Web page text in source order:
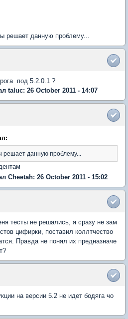
решает данную проблему...
под 5.2.0.1 ?
taluc: 26 October 2011 - 14:07
решает данную проблему...
Cheetah: 26 October 2011 - 15:02
тесты не решались, я сразу не зам
цифирки, поставил коллтчество
Правда не понял их предназначе
на версии 5.2 не идет бодяга чо